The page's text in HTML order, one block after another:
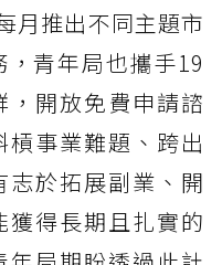
月推出不同主題市
青年局也攜手19
開放免費申請諮
事業難題、跨出
於拓展副業、開
得長期且扎實的